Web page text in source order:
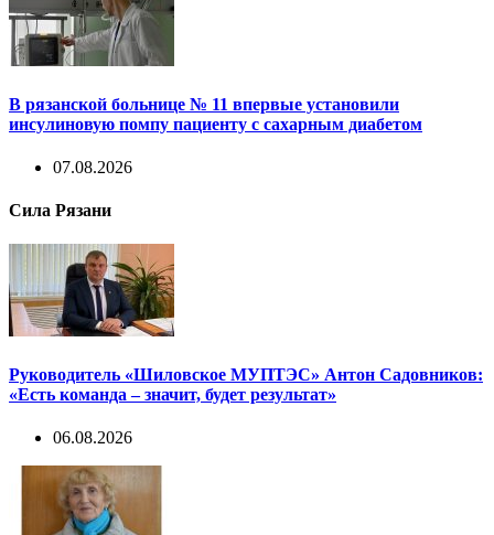
В рязанской больнице № 11 впервые установили
инсулиновую помпу пациенту с сахарным диабетом
07.08.2026
Сила Рязани
Руководитель «Шиловское МУПТЭС» Антон Садовников:
«Есть команда – значит, будет результат»
06.08.2026